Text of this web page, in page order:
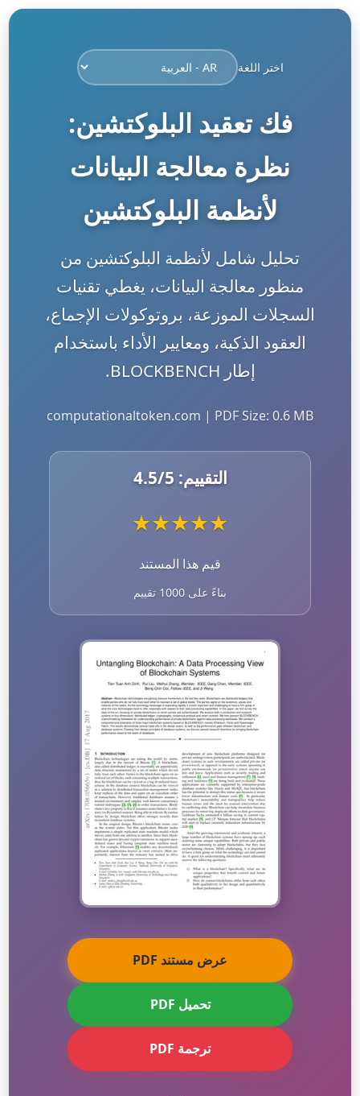
اختر اللغة
فك تعقيد البلوكتشين:
نظرة معالجة البيانات
لأنظمة البلوكتشين
تحليل شامل لأنظمة البلوكتشين من
منظور معالجة البيانات، يغطي تقنيات
السجلات الموزعة، بروتوكولات الإجماع،
العقود الذكية، ومعايير الأداء باستخدام
إطار BLOCKBENCH.
computationaltoken.com | PDF Size: 0.6 MB
التقييم: 4.5/5
★
★
★
★
★
قيم هذا المستند
بناءً على 1000 تقييم
عرض مستند PDF
تحميل PDF
ترجمة PDF